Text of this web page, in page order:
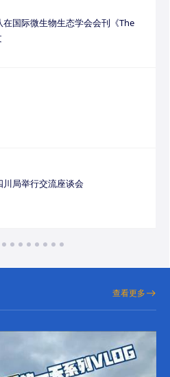
国际微生物生态学会会刊《The
局举行交流座谈会
查看更多